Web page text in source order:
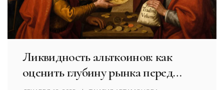
Ликвидность альткоинов: как
оценить глубину рынка перед